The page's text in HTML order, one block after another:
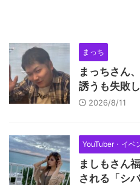
まっち
まっちさん
誘うも失敗
2026/8/11
YouTuber・イベ
ましもさん
される「シ